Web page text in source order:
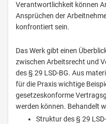
Verantwortlichkeit können
Ansprüchen der
konfrontiert sein.
Das Werk gibt einen
zwischen Arbeitsrecht und
des § 29 LSD-BG. Aus
für die Praxis wichtige
gesetzeskonforme
werden können. Behandelt
Struktur des § 29